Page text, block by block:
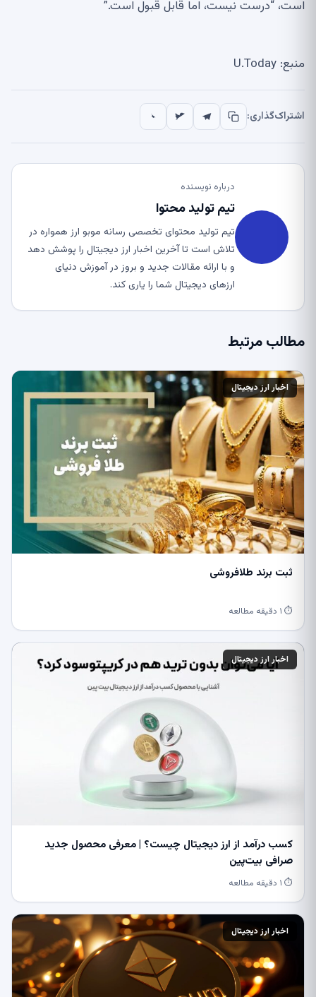
است، “درست نیست، اما قابل قبول است.”
منبع: U.Today
اشتراک‌گذاری:
درباره نویسنده
تیم تولید محتوا
تیم تولید محتوای تخصصی رسانه موبو ارز همواره در
تلاش است تا آخرین اخبار ارز دیجیتال را پوشش دهد
و با ارائه مقالات جدید و بروز در آموزش دنیای
ارزهای دیجیتال شما را یاری کند.
مطالب مرتبط
اخبار ارز دیجیتال
ثبت برند طلافروشی
⏱ ۱ دقیقه مطالعه
اخبار ارز دیجیتال
کسب درآمد از ارز دیجیتال چیست؟ | معرفی محصول جدید
صرافی بیت‌پین
⏱ ۱ دقیقه مطالعه
اخبار ارز دیجیتال